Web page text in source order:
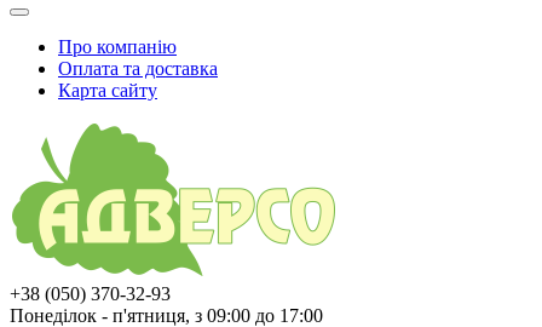
Про компанію
Оплата та доставка
Карта сайту
+38 (050) 370-32-93
Понеділок - п'ятниця, з 09:00 до 17:00